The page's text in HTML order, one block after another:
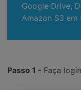
Google Drive,
Amazon S3 em
Passo 1 - Faça